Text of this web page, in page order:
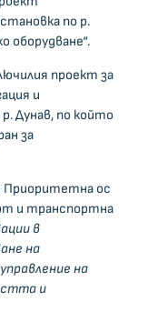
по р.
оборудване“.
проект за
и
Дунав, по който
за
Приоритетна ос
и транспортна
в
на
на
и